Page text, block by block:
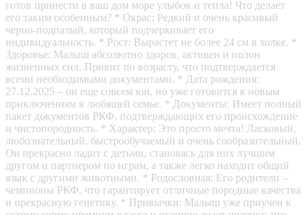
готов принести в ваш дом море улыбок и тепла! Что делает
его таким особенным? * Окрас: Редкий и очень красивый
черно-подпалый, который подчеркивает его
индивидуальность. * Рост: Вырастет не более 24 см в холке. *
Здоровье: Малыш абсолютно здоров, активен и полон
жизненных сил. Привит по возрасту, что подтверждается
всеми необходимыми документами. * Дата рождения:
27.12.2025 – он еще совсем юн, но уже готовится к новым
приключениям в любящей семье. * Документы: Имеет полный
пакет документов РКФ, подтверждающих его происхождение
и чистопородность. * Характер: Это просто мечта! Ласковый,
любознательный, быстрообучаемый и очень сообразительный.
Он прекрасно ладит с детьми, становясь для них лучшим
другом и партнером по играм, а также легко находит общий
язык с другими животными. * Родословная: Его родители –
чемпионы РКФ, что гарантирует отличные породные качества
и прекрасную генетику. * Привычки: Малыш уже приучен к